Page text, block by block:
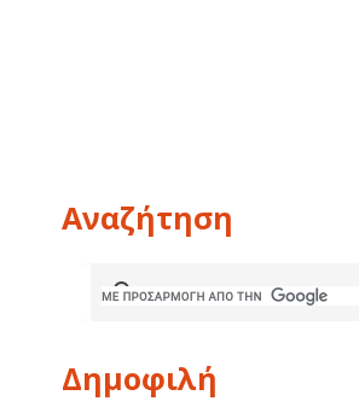
Αναζήτηση
Δημοφιλή